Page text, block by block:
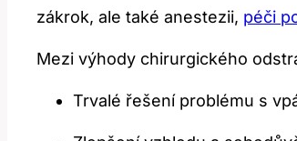
zákrok, ale také anestezii, péči
Mezi výhody chirurgického
Trvalé řešení problému s